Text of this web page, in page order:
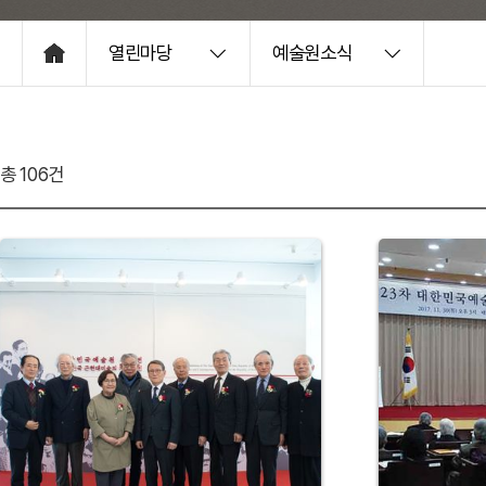
HOME 열린마당 예술원소식
총 106건
46 45